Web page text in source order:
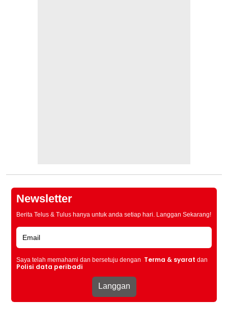
Newsletter
Berita Telus & Tulus hanya untuk anda setiap hari. Langgan Sekarang!
Saya telah memahami dan bersetuju dengan Terma & syarat dan
Polisi data peribadi